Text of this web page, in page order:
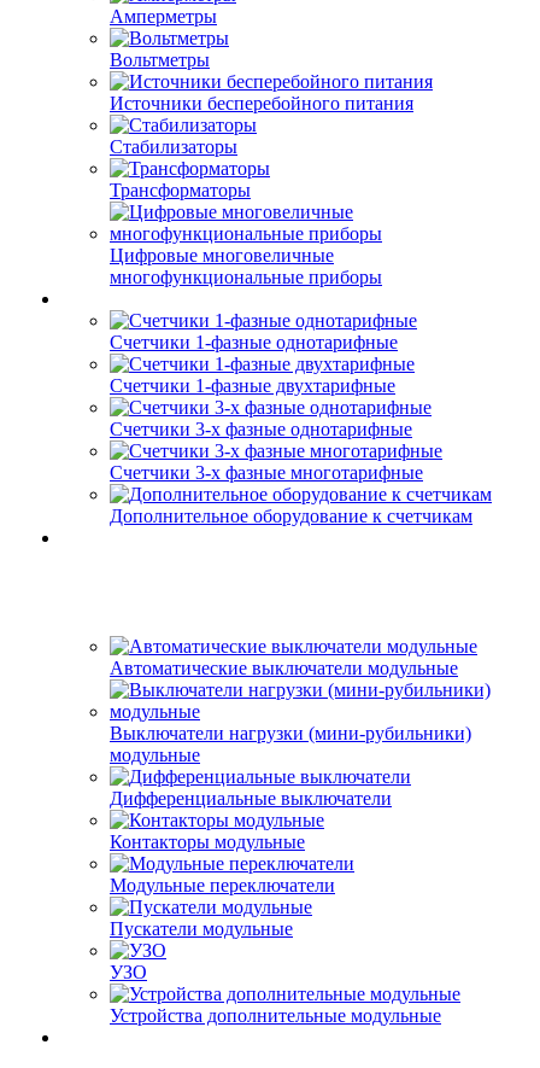
Амперметры
Вольтметры
Источники бесперебойного питания
Стабилизаторы
Трансформаторы
Цифровые многовеличные
многофункциональные приборы
Счетчики 1-фазные однотарифные
Счетчики 1-фазные двухтарифные
Счетчики 3-х фазные однотарифные
Счетчики 3-х фазные многотарифные
Дополнительное оборудование к счетчикам
Автоматические выключатели модульные
Выключатели нагрузки (мини-рубильники)
модульные
Дифференциальные выключатели
Контакторы модульные
Модульные переключатели
Пускатели модульные
УЗО
Устройства дополнительные модульные